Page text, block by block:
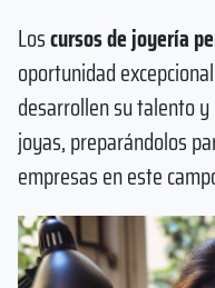
Loscursos de joyería
oportunidad
desarrollen su talento
joyas, preparándolos
empresas en este